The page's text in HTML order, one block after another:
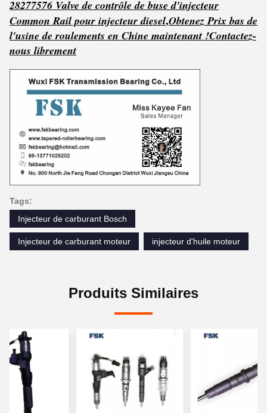
28277576 Valve de contrôle de buse d'injecteur
Common Rail pour injecteur diesel,ObtenezPrix bas de
l'usine de roulements en Chine maintenant !Contactez-
nous librement
Tags:
Injecteur de carburant Bosch
Injecteur de carburant moteur injecteur d'huile moteur
Produits Similaires